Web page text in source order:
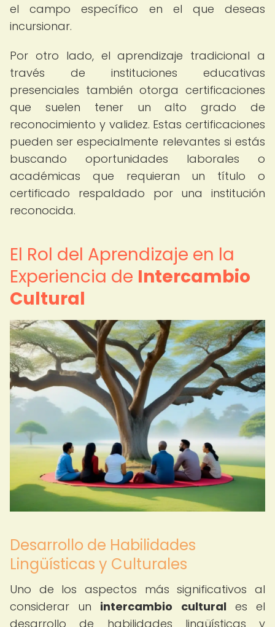
el campo específico en el que deseas
incursionar.
Por otro lado, el aprendizaje tradicional a
través de instituciones educativas
presenciales también otorga certificaciones
que suelen tener un alto grado de
reconocimiento y validez. Estas certificaciones
pueden ser especialmente relevantes si estás
buscando oportunidades laborales o
académicas que requieran un título o
certificado respaldado por una institución
reconocida.
El Rol del Aprendizaje en la
Experiencia de Intercambio
Cultural
Desarrollo de Habilidades
Lingüísticas y Culturales
Uno de los aspectos más significativos al
considerar un intercambio culturales el
desarrollo de habilidades lingüísticas y